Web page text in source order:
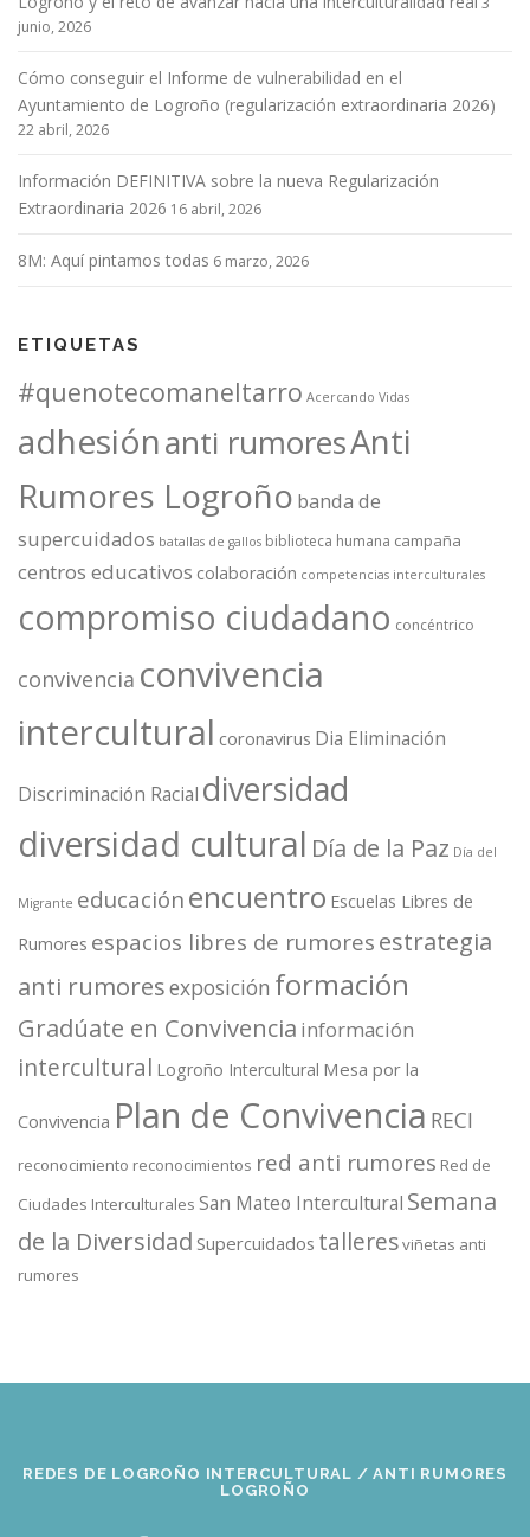
junio, 2026
Cómo conseguir el Informe de vulnerabilidad en el
Ayuntamiento de Logroño (regularización extraordinaria 2026)
22 abril, 2026
Información DEFINITIVA sobre la nueva Regularización
Extraordinaria 2026 16 abril, 2026
8M: Aquí pintamos todas 6 marzo, 2026
ETIQUETAS
#quenotecomaneltarro Acercando Vidas
adhesiónanti rumoresAnti
Rumores Logroño banda de
supercuidados batallas de gallos biblioteca humana campaña
centros educativos colaboración competencias interculturales
compromiso ciudadano concéntrico
convivencia convivencia
intercultural coronavirus Dia Eliminación
Discriminación Racial diversidad
diversidad cultural Día de la Paz Día del
Migrante educaciónencuentro Escuelas Libres de
Rumores espacios libres de rumores estrategia
anti rumoresexposición formación
Gradúate en Convivencia información
intercultural Logroño Intercultural Mesa por la
Convivencia Plan de Convivencia RECI
reconocimiento reconocimientos red anti rumores Red de
Ciudades Interculturales San Mateo Intercultural Semana
de la Diversidad Supercuidados talleresviñetas anti
rumores
REDES DE LOGROÑO INTERCULTURAL / ANTI RUMORES
LOGROÑO